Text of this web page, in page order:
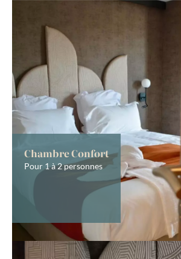
Chambre Confort
Pour 1 à 2 personnes